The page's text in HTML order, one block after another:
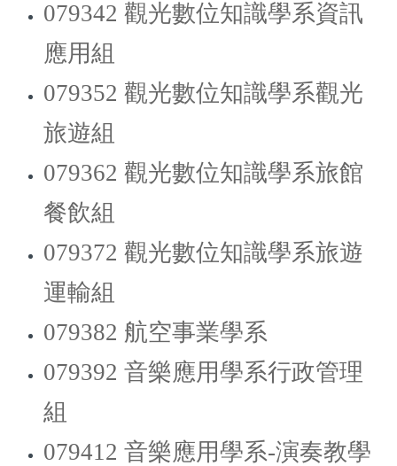
079342 觀光數位知識學系資訊
應用組
079352 觀光數位知識學系觀光
旅遊組
079362 觀光數位知識學系旅館
餐飲組
079372 觀光數位知識學系旅遊
運輸組
079382 航空事業學系
079392 音樂應用學系行政管理
組
079412 音樂應用學系-演奏教學